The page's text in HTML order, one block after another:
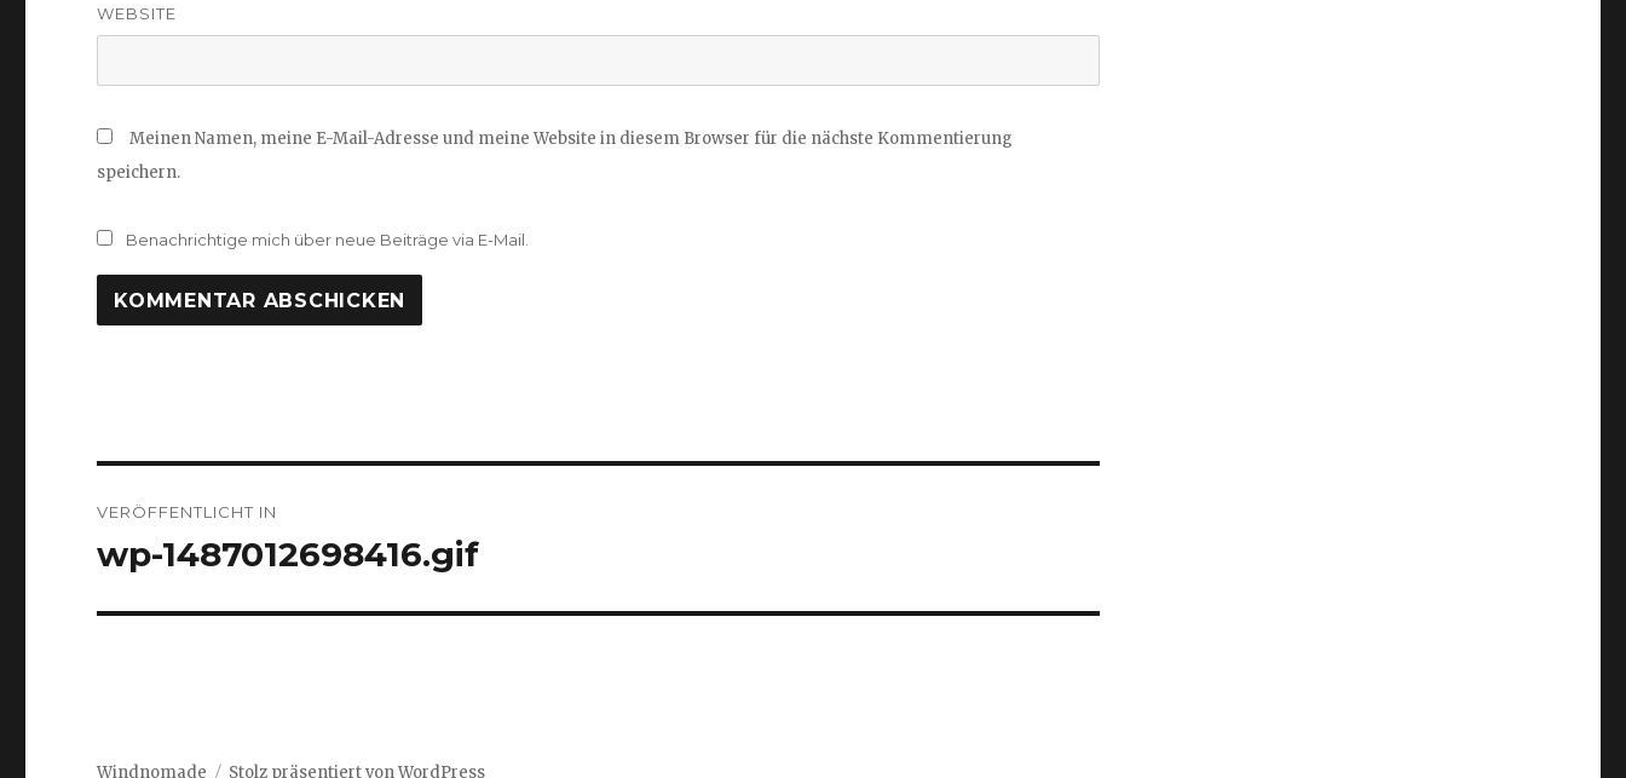
WEBSITE
Meinen Namen, meine E-Mail-Adresse und meine Website in diesem Browser für die nächste Kommentierung
speichern.
Benachrichtige mich über neue Beiträge via E-Mail.
Navigation
VERÖFFENTLICHT IN
wp-1487012698416.gif
Windnomade Stolz präsentiert von WordPress